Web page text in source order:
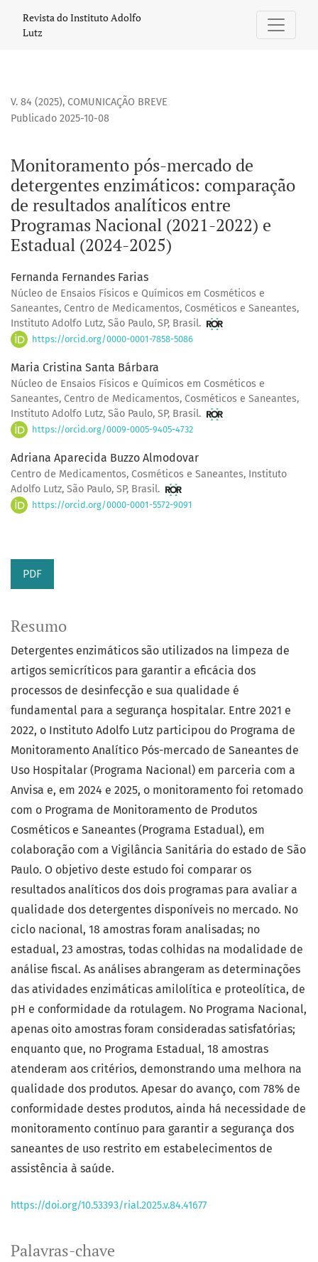
Monitoramento pós-mercado de detergentes enzimáticos:
Revista do Instituto Adolfo
Lutz
V. 84 (2025), COMUNICAÇÃO BREVE
Monitoramento pós-mercado de
detergentes enzimáticos: comparação
de resultados analíticos entre
Programas Nacional (2021-2022) e
Estadual (2024-2025)
Publicado 2025-10-08
Fernanda Fernandes Farias
Núcleo de Ensaios Físicos e Químicos em Cosméticos e
Saneantes, Centro de Medicamentos, Cosméticos e Saneantes,
Instituto Adolfo Lutz, São Paulo, SP, Brasil.
https://orcid.org/0000-0001-7858-5086
Maria Cristina Santa Bárbara
Núcleo de Ensaios Físicos e Químicos em Cosméticos e
Saneantes, Centro de Medicamentos, Cosméticos e Saneantes,
Instituto Adolfo Lutz, São Paulo, SP, Brasil.
https://orcid.org/0009-0005-9405-4732
Adriana Aparecida Buzzo Almodovar
Centro de Medicamentos, Cosméticos e Saneantes, Instituto
Adolfo Lutz, São Paulo, SP, Brasil.
https://orcid.org/0000-0001-5572-9091
PDF
Palavras-chave
Resumo
Detergentes enzimáticos são utilizados na limpeza de
artigos semicríticos para garantir a eficácia dos
processos de desinfecção e sua qualidade é
fundamental para a segurança hospitalar. Entre 2021 e
2022, o Instituto Adolfo Lutz participou do Programa de
Monitoramento Analítico Pós-mercado de Saneantes de
Uso Hospitalar (Programa Nacional) em parceria com a
Anvisa e, em 2024 e 2025, o monitoramento foi retomado
com o Programa de Monitoramento de Produtos
Cosméticos e Saneantes (Programa Estadual), em
colaboração com a Vigilância Sanitária do estado de São
Paulo. O objetivo deste estudo foi comparar os
resultados analíticos dos dois programas para avaliar a
qualidade dos detergentes disponíveis no mercado. No
ciclo nacional, 18 amostras foram analisadas; no
estadual, 23 amostras, todas colhidas na modalidade de
análise fiscal. As análises abrangeram as determinações
das atividades enzimáticas amilolítica e proteolítica, de
pH e conformidade da rotulagem. No Programa Nacional,
apenas oito amostras foram consideradas satisfatórias;
enquanto que, no Programa Estadual, 18 amostras
atenderam aos critérios, demonstrando uma melhora na
qualidade dos produtos. Apesar do avanço, com 78% de
conformidade destes produtos, ainda há necessidade de
monitoramento contínuo para garantir a segurança dos
saneantes de uso restrito em estabelecimentos de
assistência à saúde.
https://doi.org/10.53393/rial.2025.v.84.41677